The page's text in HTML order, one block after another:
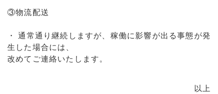
③物流配送
・ 通常通り継続しますが、稼働に影響が出る事態が発
生した場合には、
改めてご連絡いたします。
以上